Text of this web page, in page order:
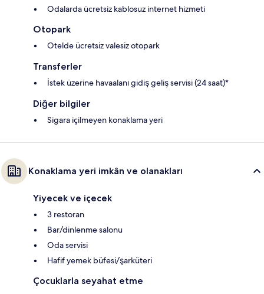
Odalarda ücretsiz kablosuz internet hizmeti
Otopark
Otelde ücretsiz valesiz otopark
Transferler
İstek üzerine havaalanı gidiş geliş servisi (24 saat)*
Diğer bilgiler
Sigara içilmeyen konaklama yeri
Konaklama yeri imkân ve olanakları
Yiyecek ve içecek
3 restoran
Bar/dinlenme salonu
Oda servisi
Hafif yemek büfesi/şarküteri
Çocuklarla seyahat etme